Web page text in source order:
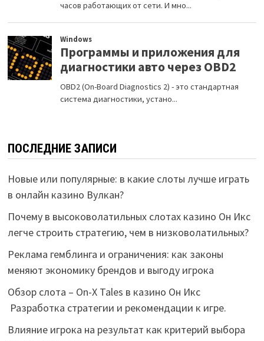
ПОСЛЕДНИЕ ЗАПИСИ
Новые или популярные: в какие слоты лучше играть
в онлайн казино Вулкан?
Почему в высоковолатильных слотах казино Он Икс
легче строить стратегию, чем в низковолатильных?
Реклама гемблинга и ограничения: как законы
меняют экономику брендов и выгоду игрока
Обзор слота – On-X Tales в казино Он Икс
Разработка стратегии и рекомендации к игре.
Влияние игрока на результат как критерий выбора